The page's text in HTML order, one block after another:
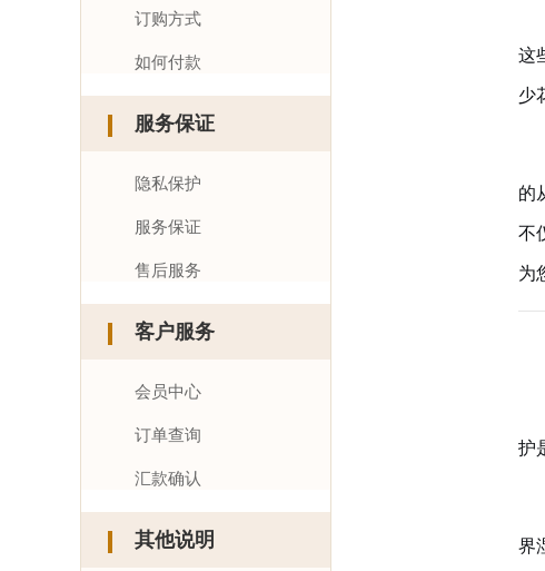
订购方式
如何付款
服务保证
隐私保护
服务保证
售后服务
客户服务
会员中心
订单查询
汇款确认
其他说明
这
少
的
不
为
护
界